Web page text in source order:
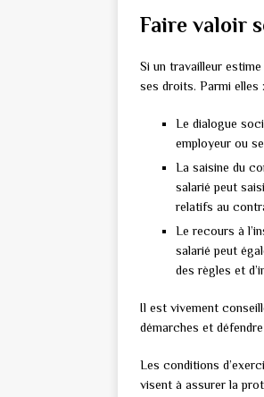
Faire valoir
Si un travailleur
ses droits. Parmi elles :
Le dialogue
employeur ou
La saisine du
salarié peut
relatifs au
Le recours à
salarié peut
des règles et
Il est vivement
démarches et
Les conditions
visent à assurer la